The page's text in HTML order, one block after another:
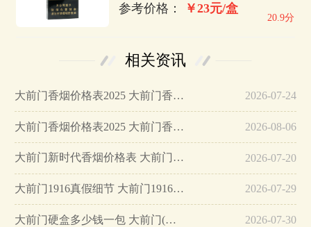
参考价格：
￥23元/盒
20.9分
相关资讯
大前门香烟价格表2025 大前门香烟怎么看真假… 2026-07-24
大前门香烟价格表2025 大前门香烟价格及图片… 2026-08-06
大前门新时代香烟价格表 大前门新时代多少钱一包… 2026-07-20
大前门1916真假细节 大前门1916多少钱一包… 2026-07-29
大前门硬盒多少钱一包 大前门(硬)香烟价格表… 2026-07-30